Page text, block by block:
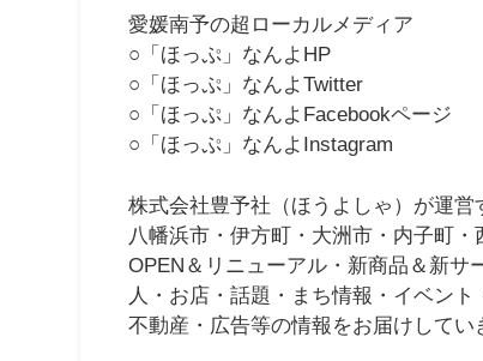
愛媛南予の超ローカルメディア
○「ほっぷ」なんよHP
○「ほっぷ」なんよTwitter
○「ほっぷ」なんよFacebookページ
○「ほっぷ」なんよInstagram
株式会社豊予社（ほうよしゃ）が運営
八幡浜市・伊方町・大洲市・内子町・
OPEN＆リニューアル・新商品＆新サ
人・お店・話題・まち情報・イベント
不動産・広告等の情報をお届けしてい